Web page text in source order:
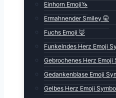
Einhorn Emoji🦄
Ermahnender Smiley 🤫
Fuchs Emoji 🦊
Funkelndes Herz Emoji
Gebrochenes Herz Emoji
Gedankenblase Emoji
Gelbes Herz Emoji